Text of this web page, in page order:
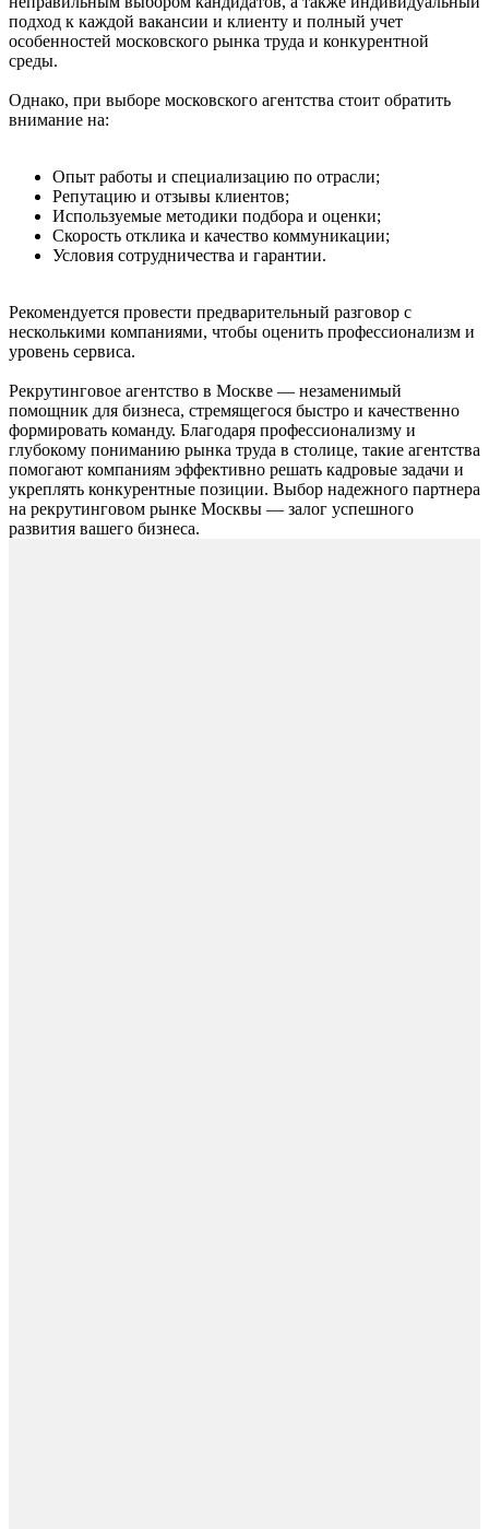
подход к каждой вакансии и клиенту и полный учет
особенностей московского рынка труда и конкурентной
среды.
Однако, при выборе московского агентства стоит обратить
внимание на:
Опыт работы и специализацию по отрасли;
Репутацию и отзывы клиентов;
Используемые методики подбора и оценки;
Скорость отклика и качество коммуникации;
Условия сотрудничества и гарантии.
Рекомендуется провести предварительный разговор с
несколькими компаниями, чтобы оценить профессионализм и
уровень сервиса.
Рекрутинговое агентство в Москве — незаменимый
помощник для бизнеса, стремящегося быстро и качественно
формировать команду. Благодаря профессионализму и
глубокому пониманию рынка труда в столице, такие агентства
помогают компаниям эффективно решать кадровые задачи и
укреплять конкурентные позиции. Выбор надежного партнера
на рекрутинговом рынке Москвы — залог успешного
развития вашего бизнеса.